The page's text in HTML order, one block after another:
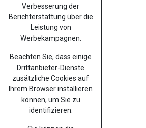
Verbesserung der
Berichterstattung über die
Leistung von
Werbekampagnen.
Beachten Sie, dass einige
Drittanbieter-Dienste
zusätzliche Cookies auf
Ihrem Browser installieren
können, um Sie zu
identifizieren.